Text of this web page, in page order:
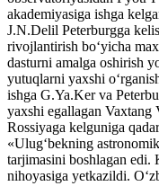
akademiyasiga ishga
J.N.Delil Peterburgga
rivojlantirish bo‘yicha
dasturni amalga oshirish
yutuqlarni yaxshi
ishga G.Ya.Ker va
yaxshi egallagan
Rossiyaga kelguniga
«Ulug‘bekning
tarjimasini boshlagan edi.
nihoyasiga yetkazildi.